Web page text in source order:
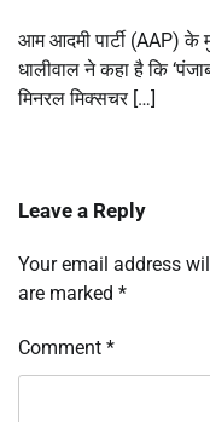
आम आदमी पार्टी (AAP) के
धालीवाल ने कहा है कि
मिनरल मिक्सचर […]
Leave a Reply
Your email address
are marked *
Comment *